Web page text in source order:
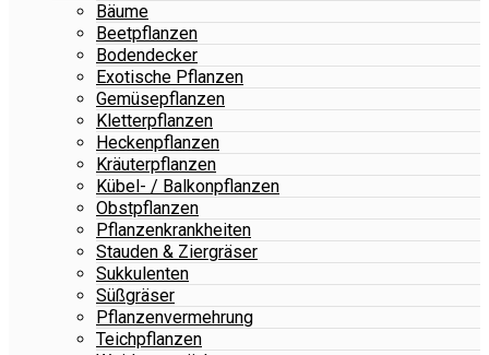
Bäume
Beetpflanzen
Bodendecker
Exotische Pflanzen
Gemüsepflanzen
Kletterpflanzen
Heckenpflanzen
Kräuterpflanzen
Kübel- / Balkonpflanzen
Obstpflanzen
Pflanzenkrankheiten
Stauden & Ziergräser
Sukkulenten
Süßgräser
Pflanzenvermehrung
Teichpflanzen